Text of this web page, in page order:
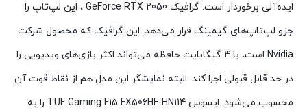
ایده‌‌آلی برخوردار است. گرافیک GeForce RTX 2050 ، این لپ‌تاپ را
جزو لپ‌تاپ‌های گیمینگ قرار می‌دهد. این گرافیک که محصول شرکت
Nvidia است، با 4 گیگابایت حافظه می‌تواند اکثر بازی‌های ویدیویی را
در حد قابل قبولی اجرا کند. البته نمایشگر این مدل هم از نقاط قوت آن
محسوب می‌شود. ایسوس TUF Gaming F15 FX506HF-HN114 را به